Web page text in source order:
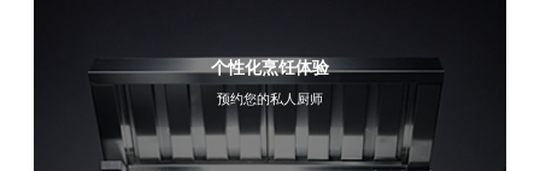
个性化烹饪体验
预约您的私人厨师